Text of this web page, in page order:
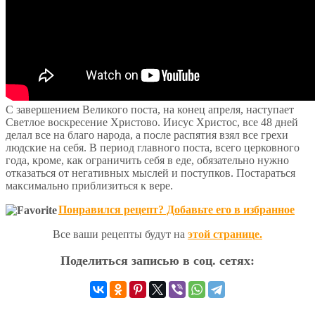
С завершением Великого поста, на конец апреля, наступает
Светлое воскресение Христово. Иисус Христос, все 48 дней
делал все на благо народа, а после распятия взял все грехи
людские на себя. В период главного поста, всего церковного
года, кроме, как ограничить себя в еде, обязательно нужно
отказаться от негативных мыслей и поступков. Постараться
максимально приблизиться к вере.
Понравился рецепт? Добавьте его в избранное
Все ваши рецепты будут на этой странице.
Поделиться записью в соц. сетях: